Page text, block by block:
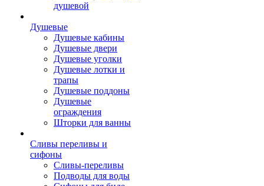
душевой
Душевые
Душевые кабины
Душевые двери
Душевые уголки
Душевые лотки и
трапы
Душевые поддоны
Душевые
ограждения
Шторки для ванны
Сливы переливы и
сифоны
Сливы-переливы
Подводы для воды